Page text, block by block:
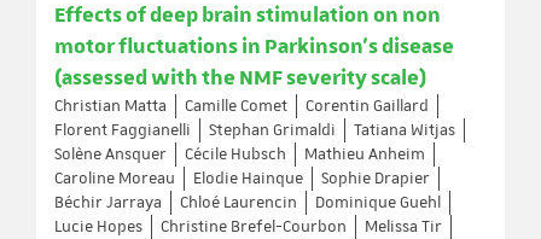
Effects of deep brain stimulation on non
motor fluctuations in Parkinson’s disease
(assessed with the NMF severity scale)
Christian Matta Camille Comet
Corentin Gaillard
Florent Faggianelli
Stephan Grimaldi
Tatiana Witjas
Solène Ansquer
Cécile Hubsch
Mathieu Anheim
Caroline Moreau
Elodie Hainque
Sophie Drapier
Béchir Jarraya
Chloé Laurencin
Dominique Guehl
Lucie Hopes
Christine Brefel-Courbon
Melissa Tir